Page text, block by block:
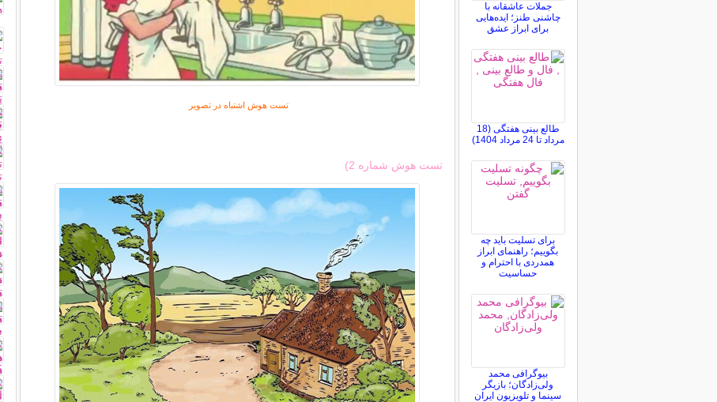
تست هوش اشتباه در تصویر
تست هوش شماره 2)
جملات عاشقانه با
چاشنی طنز؛ ایده‌هایی
برای ابراز عشق
طالع بینی هفتگی (18
مرداد تا 24 مرداد 1404)
برای تسلیت باید چه
بگوییم؛ راهنمای ابراز
همدردی با احترام و
حساسیت
بیوگرافی محمد
ولی‌زادگان؛ بازیگر
سینما و تلویزیون ایران